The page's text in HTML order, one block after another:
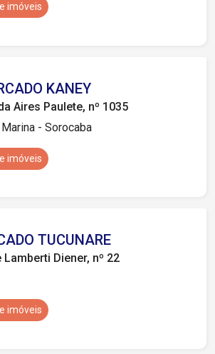
imóveis
KANEY
Aires Paulete, nº 1035
- Sorocaba
imóveis
TUCUNARE
Lamberti Diener, nº 22
imóveis